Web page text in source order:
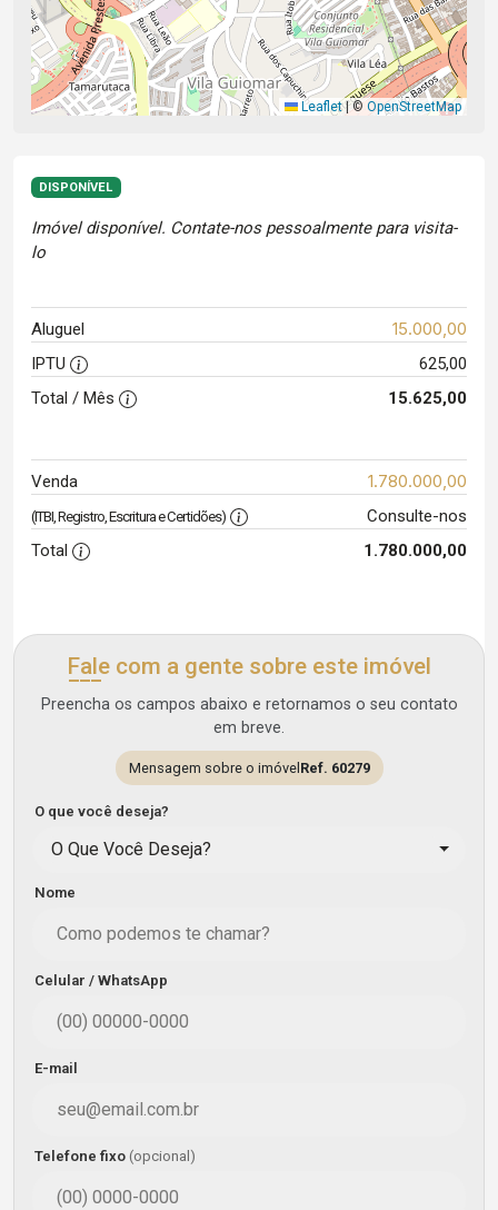
Leaflet |© OpenStreetMap
DISPONÍVEL
Imóvel disponível. Contate-nos pessoalmente para visita-
lo
Aluguel 15.000,00
IPTU
625,00
Total / Mês
15.625,00
Venda 1.780.000,00
(ITBI, Registro, Escritura e Certidões)
Consulte-nos
Total
1.780.000,00
Fale com a gente sobre este imóvel
Preencha os campos abaixo e retornamos o seu contato
em breve.
Mensagem sobre o imóvel Ref. 60279
O que você deseja?
O Que Você Deseja?
Nome
Celular / WhatsApp
E-mail
Telefone fixo (opcional)